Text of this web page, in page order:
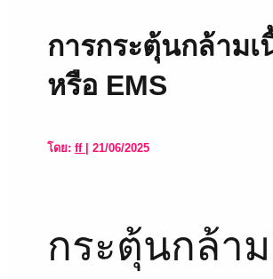
การกระตุ้นกล้าม
หรือ EMS
โดย: ff 21/06/2025
กระตุ้นกล้า